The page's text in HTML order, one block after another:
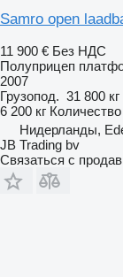
Samro open
11 900 € Без НДС
Полуприцеп
2007
Грузопод. 31 800 кг
6 200 кг
Нидерланды,
JB Trading bv
Связаться с